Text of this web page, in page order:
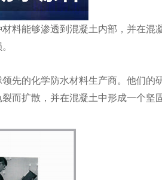
料能够渗透到混凝土内部，并在混
先的化学防水材料生产商。他们的
而扩散，并在混凝土中形成一个坚